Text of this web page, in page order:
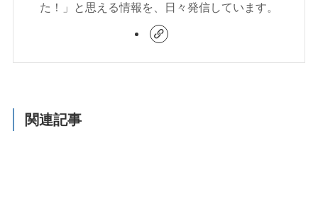
た！」と思える情報を、日々発信しています。
関連記事